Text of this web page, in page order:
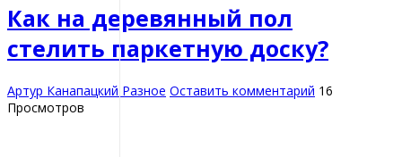
Как на деревянный пол
стелить паркетную доску?
Артур Канапацкий Разное Оставить комментарий 16
Просмотров